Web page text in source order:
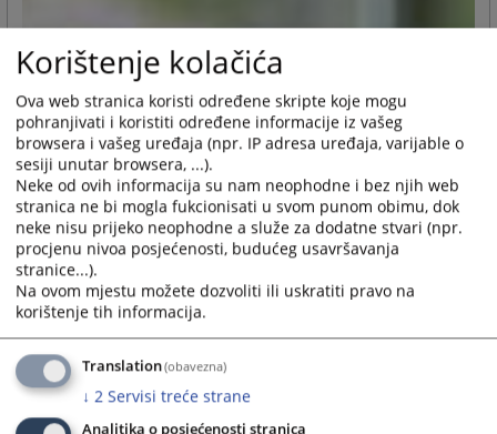
Korištenje kolačića
Ova web stranica koristi određene skripte koje mogu
pohranjivati i koristiti određene informacije iz vašeg
browsera i vašeg uređaja (npr. IP adresa uređaja, varijable o
sesiji unutar browsera, ...).
Neke od ovih informacija su nam neophodne i bez njih web
stranica ne bi mogla fukcionisati u svom punom obimu, dok
neke nisu prijeko neophodne a služe za dodatne stvari (npr.
procjenu nivoa posjećenosti, budućeg usavršavanja
stranice...).
Na ovom mjestu možete dozvoliti ili uskratiti pravo na
korištenje tih informacija.
Translation(obavezna)
↓ 2 Servisi treće strane
Analitika o posjećenosti stranica